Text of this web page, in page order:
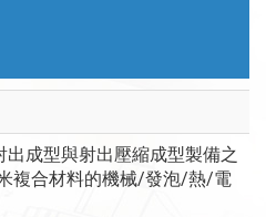
出成型與射出壓縮成型製備之
複合材料的機械/發泡/熱/電